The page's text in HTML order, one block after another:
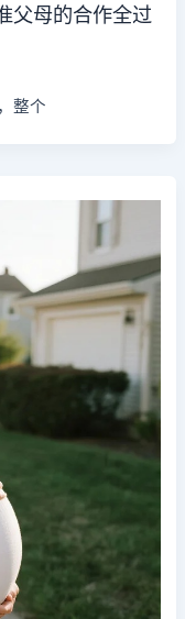
父母的合作全过
整个